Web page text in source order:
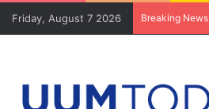
Friday, August 7 2026 Breaking News